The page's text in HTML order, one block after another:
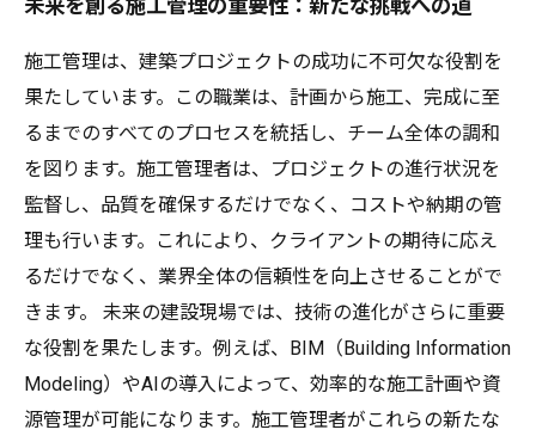
未来を創る施工管理の重要性：新たな挑戦への道
施工管理は、建築プロジェクトの成功に不可欠な役割を
果たしています。この職業は、計画から施工、完成に至
るまでのすべてのプロセスを統括し、チーム全体の調和
を図ります。施工管理者は、プロジェクトの進行状況を
監督し、品質を確保するだけでなく、コストや納期の管
理も行います。これにより、クライアントの期待に応え
るだけでなく、業界全体の信頼性を向上させることがで
きます。 未来の建設現場では、技術の進化がさらに重要
な役割を果たします。例えば、BIM（Building Information
Modeling）やAIの導入によって、効率的な施工計画や資
源管理が可能になります。施工管理者がこれらの新たな